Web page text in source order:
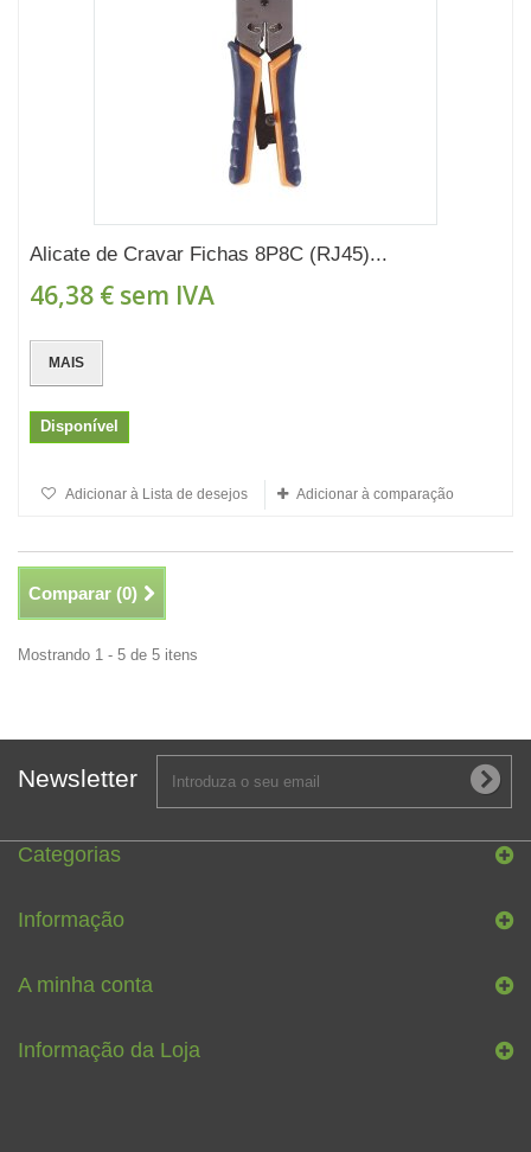
Alicate de Cravar Fichas 8P8C (RJ45)...
46,38 € sem IVA
MAIS
Disponível
Adicionar à Lista de desejos Adicionar à comparação
Comparar (0)
Mostrando 1 - 5 de 5 itens
Newsletter
Categorias
Informação
A minha conta
Informação da Loja